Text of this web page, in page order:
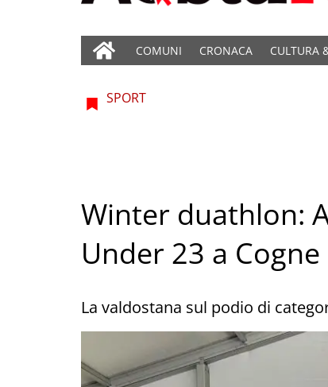
COMUNI CRONACA CULTURA
SPORT
Winter duathlon:
Under 23 a Cogne
La valdostana sul podio di